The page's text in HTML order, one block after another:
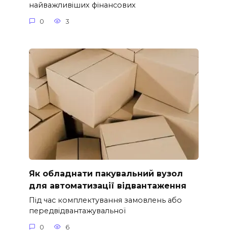
найважливіших фінансових
0 3
Як обладнати пакувальний вузол
для автоматизації відвантаження
Під час комплектування замовлень або
передвідвантажувальної
0 6